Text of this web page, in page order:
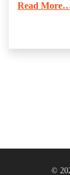
Read
©